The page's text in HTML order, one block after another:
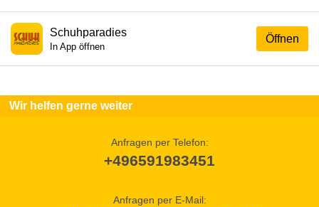
Öffnen
Schuhparadies
In App öffnen
Wir helfen gerne weiter
Anfragen per Telefon:
+496591983451
Anfragen per E-Mail: